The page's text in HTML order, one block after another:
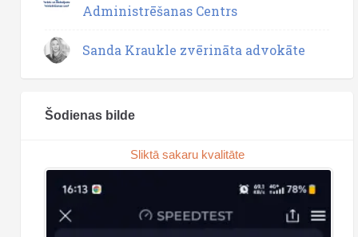
Administrēšanas Centrs
Sanda Kraukle zvērināta advokāte
Šodienas bilde
Sliktā sakaru kvalitāte